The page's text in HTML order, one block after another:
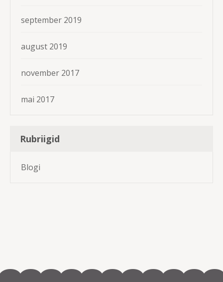
september 2019
august 2019
november 2017
mai 2017
Rubriigid
Blogi